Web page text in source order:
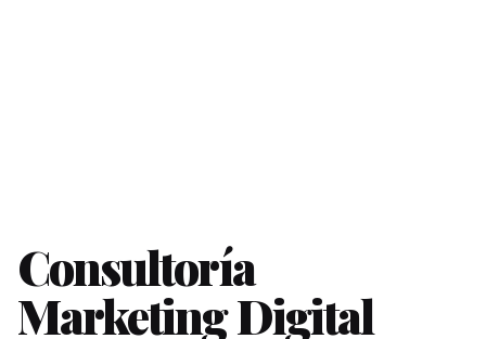
Consultoría
Marketing Digital